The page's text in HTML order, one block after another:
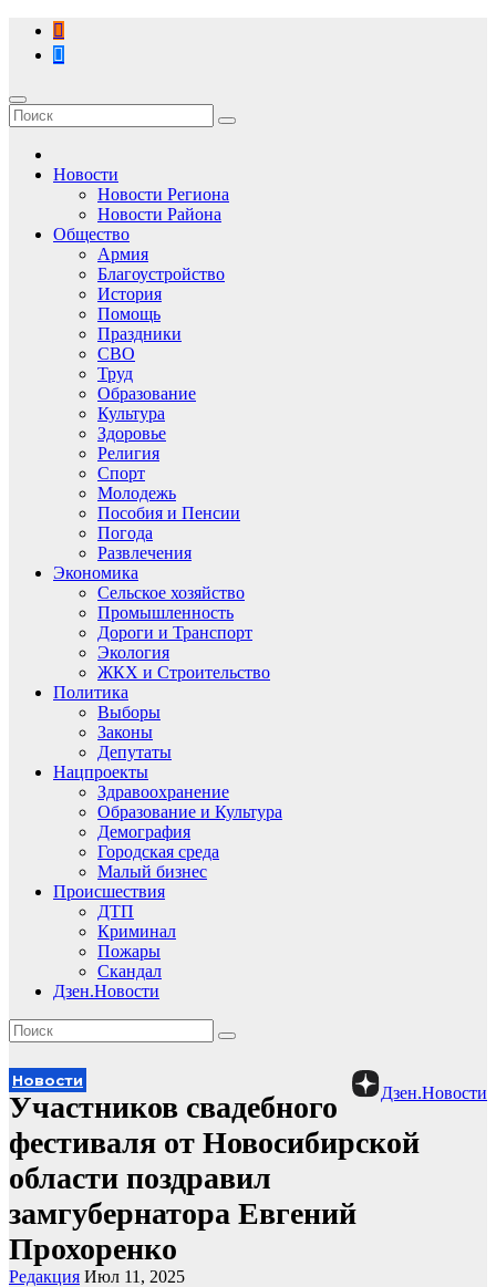
Перейти
содержимому
Новости
Новости Региона
Новости Района
Общество
Армия
Благоустройство
История
Помощь
Праздники
СВО
Труд
Образование
Культура
Здоровье
Религия
Спорт
Молодежь
Пособия и Пенсии
Погода
Развлечения
Экономика
Сельское хозяйство
Промышленность
Дороги и Транспорт
Экология
ЖКХ и Строительство
Политика
Выборы
Законы
Депутаты
Нацпроекты
Здравоохранение
Образование и Культура
Демография
Городская среда
Малый бизнес
Происшествия
ДТП
Криминал
Пожары
Скандал
Дзен.Новости
Дзен.Новости
Новости
Участников свадебного
фестиваля от Новосибирской
области поздравил
замгубернатора Евгений
Прохоренко
Редакция Июл 11, 2025